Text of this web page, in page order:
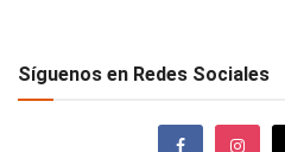
Síguenos en Redes Sociales